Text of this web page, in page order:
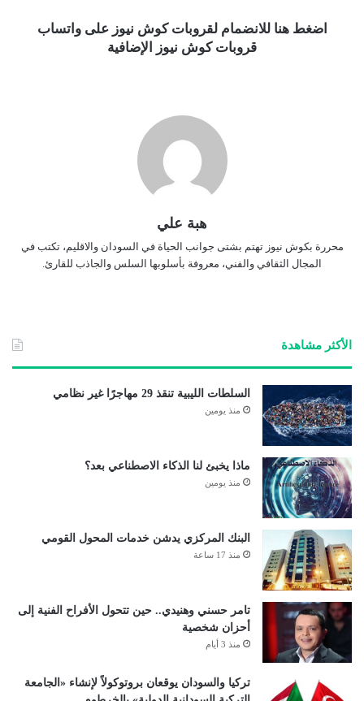
اضغط هنا للانضمام لقروبات كوش نيوز على واتساب
قروبات كوش نيوز الإضافية
هبة علي
محررة بكوش نيوز تهتم بشتى جوانب الحياة في السودان والاقليم، تكتب في
المجال الثقافي والفني، معروفة بأسلوبها السلس والجاذب للقارئ.
الأكثر مشاهدة
السلطات الليبية تنقذ 29 مهاجرًا غير نظامي
منذ يومين
ماذا يخبئ لنا الذكاء الاصطناعي بعد؟
منذ يومين
البنك المركزي يدشن خدمات المحول القومي
منذ 17 ساعة
تامر حسني وهنيدي.. حين تتحول الأفراح الفنية إلى
أحزان شخصية
منذ 3 أيام
تركيا والسودان يوقعان بروتوكولاً لإنشاء «الجامعة